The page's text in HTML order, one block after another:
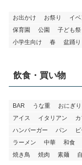
お出かけ お祭り イベ
保育園
公園 子ども祭
小学生向け
春 盆踊り
飲食・買い物
BAR うな重 おにぎり
アイス
イタリアン
ハンバーガー
パン
ラーメン
中華 和食
焼き鳥
焼肉 素麺